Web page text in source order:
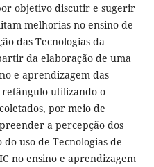
objetivo discutir e sugerir
melhorias no ensino de
das Tecnologias da
da elaboração de uma
e aprendizagem das
utilizando o
por meio de
a percepção dos
uso de Tecnologias de
no ensino e aprendizagem